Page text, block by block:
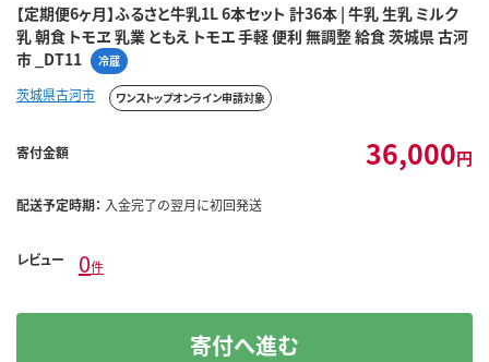
【定期便6ヶ月】ふるさと牛乳1L 6本セット 計36本 | 牛乳 生乳 ミルク
乳 朝食 トモヱ 乳業 ともえ トモエ 手軽 便利 無調整 給食 茨城県 古河
市 _DT11
冷蔵
茨城県古河市 ワンストップオンライン申請対象
寄付金額 36,000円
配送予定時期： 入金完了の翌月に初回発送
レビュー 0件
寄付へ進む